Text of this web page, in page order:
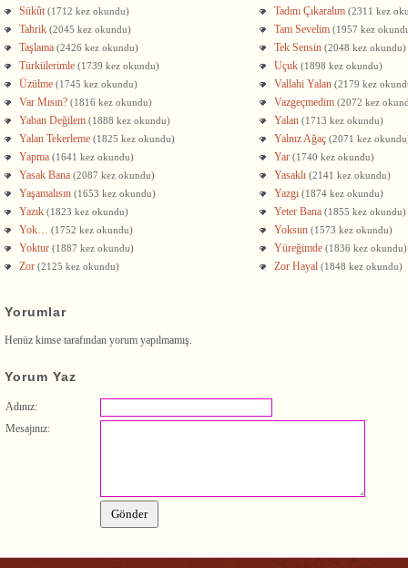
Sükût (1712 kez okundu) Tadını Çıkaralım (2311 kez
Tahrik (2045 kez okundu) Tam Sevelim (1957 kez
Taşlama (2426 kez okundu) Tek Sensin (2048 kez okundu)
Türkülerimle (1739 kez okundu) Uçuk (1898 kez okundu)
Üzülme (1745 kez okundu) Vallahi Yalan (2179 kez
Var Mısın? (1816 kez okundu) Vazgeçmedim (2072 kez
Yaban Değilem (1888 kez okundu) Yalan (1713 kez okundu)
Yalan Tekerleme (1825 kez okundu) Yalnız Ağaç (2071 kez
Yapma (1641 kez okundu) Yar (1740 kez okundu)
Yasak Bana (2087 kez okundu) Yasaklı (2141 kez okundu)
Yaşamalısın (1653 kez okundu) Yazgı (1874 kez okundu)
Yazık (1823 kez okundu) Yeter Bana (1855 kez okundu)
Yok… (1752 kez okundu) Yoksun (1573 kez okundu)
Yoktur (1887 kez okundu) Yüreğimde (1836 kez okundu)
Zor (2125 kez okundu) Zor Hayal (1848 kez okundu)
Yorumlar
Henüz kimse tarafından yorum yapılmamış.
Yorum Yaz
Adınız:
Mesajınız: